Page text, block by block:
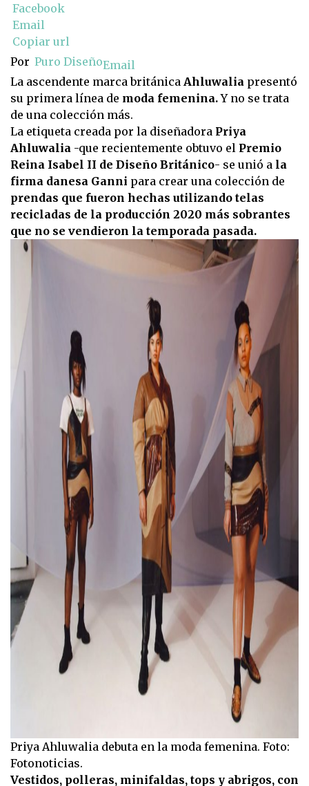
Facebook
Email
Copiar url
Por Puro DiseñoEmail
La ascendente marca británica Ahluwalia presentó
su primera línea de moda femenina.Y no se trata
de una colección más.
La etiqueta creada por la diseñadora Priya
Ahluwalia -que recientemente obtuvo el Premio
Reina Isabel II de Diseño Británico- se unió a la
firma danesa Ganni para crear una colección de
prendas que fueron hechas utilizando telas
recicladas de la producción 2020 más sobrantes
que no se vendieron la temporada pasada.
Priya Ahluwalia debuta en la moda femenina. Foto:
Fotonoticias.
Vestidos, polleras, minifaldas, tops y abrigos, con